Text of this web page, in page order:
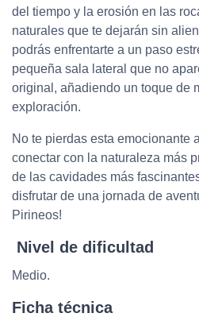
del tiempo y la erosión en las
naturales que te dejarán sin
podrás enfrentarte a un paso
pequeña sala lateral que no
original, añadiendo un toque de
exploración.
No te pierdas esta emocionante
conectar con la naturaleza más
de las cavidades más
disfrutar de una jornada de
Pirineos!
Nivel de dificultad
Medio.
Ficha técnica